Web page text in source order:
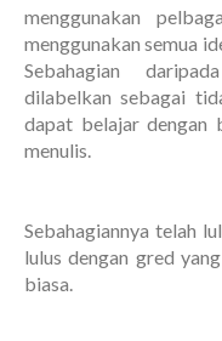
menggunakan
menggunakan semua
Sebahagian
dilabelkan sebagai
dapat belajar dengan
menulis.
Sebahagiannya telah
lulus dengan gred
biasa.